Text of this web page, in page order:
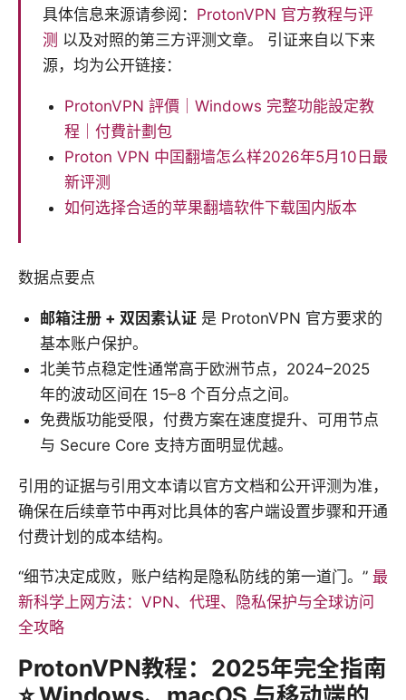
具体信息来源请参阅： ProtonVPN 官方教程与评
测 以及对照的第三方评测文章。 引证来自以下来
源，均为公开链接：
ProtonVPN 評價｜Windows 完整功能設定教
程｜付費計劃包
Proton VPN 中囯翻墙怎么样2026年5月10日最
新评测
如何选择合适的苹果翻墙软件下载国内版本
数据点要点
邮箱注册 + 双因素认证 是 ProtonVPN 官方要求的
基本账户保护。
北美节点稳定性通常高于欧洲节点，2024–2025
年的波动区间在 15–8 个百分点之间。
免费版功能受限，付费方案在速度提升、可用节点
与 Secure Core 支持方面明显优越。
引用的证据与引用文本请以官方文档和公开评测为准，
确保在后续章节中再对比具体的客户端设置步骤和开通
付费计划的成本结构。
“细节决定成败，账户结构是隐私防线的第一道门。” 最
新科学上网方法：VPN、代理、隐私保护与全球访问
全攻略
ProtonVPN教程：2025年完全指南